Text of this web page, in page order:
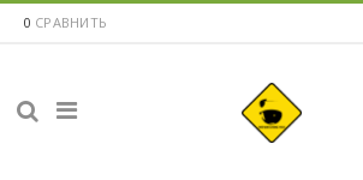
0 СРАВНИТЬ